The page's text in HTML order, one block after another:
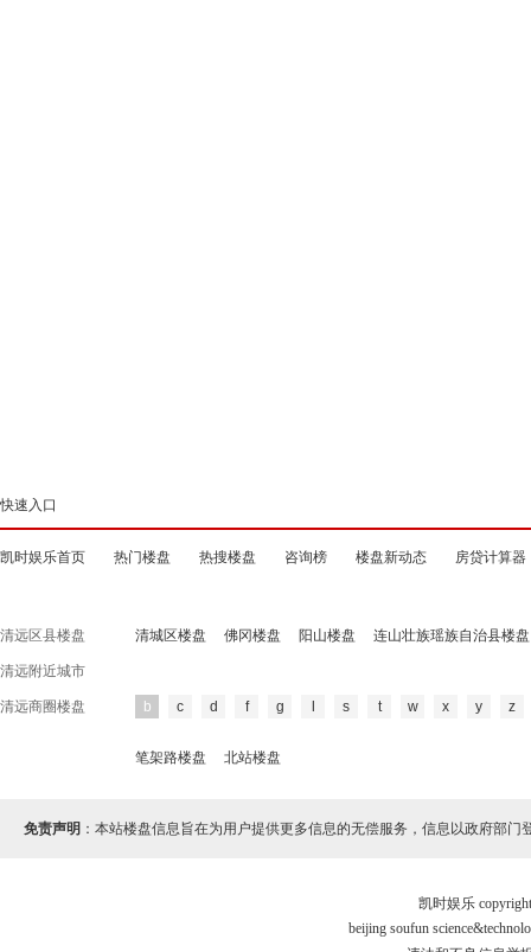
快速入口
凯时娱乐首页 热门楼盘 热搜楼盘 咨询榜 楼盘新动态 房贷计算器
清远区县楼盘 清城区楼盘 佛冈楼盘 阳山楼盘 连山壮族瑶族自治县楼盘
清远附近城市
清远商圈楼盘 b c d f g s t w x y z
笔架路楼盘 北站楼盘
免责声明 ：本站楼盘信息旨在为用户提供更多信息的无偿服务，信息以政府部门
凯时娱乐
beijing soufun